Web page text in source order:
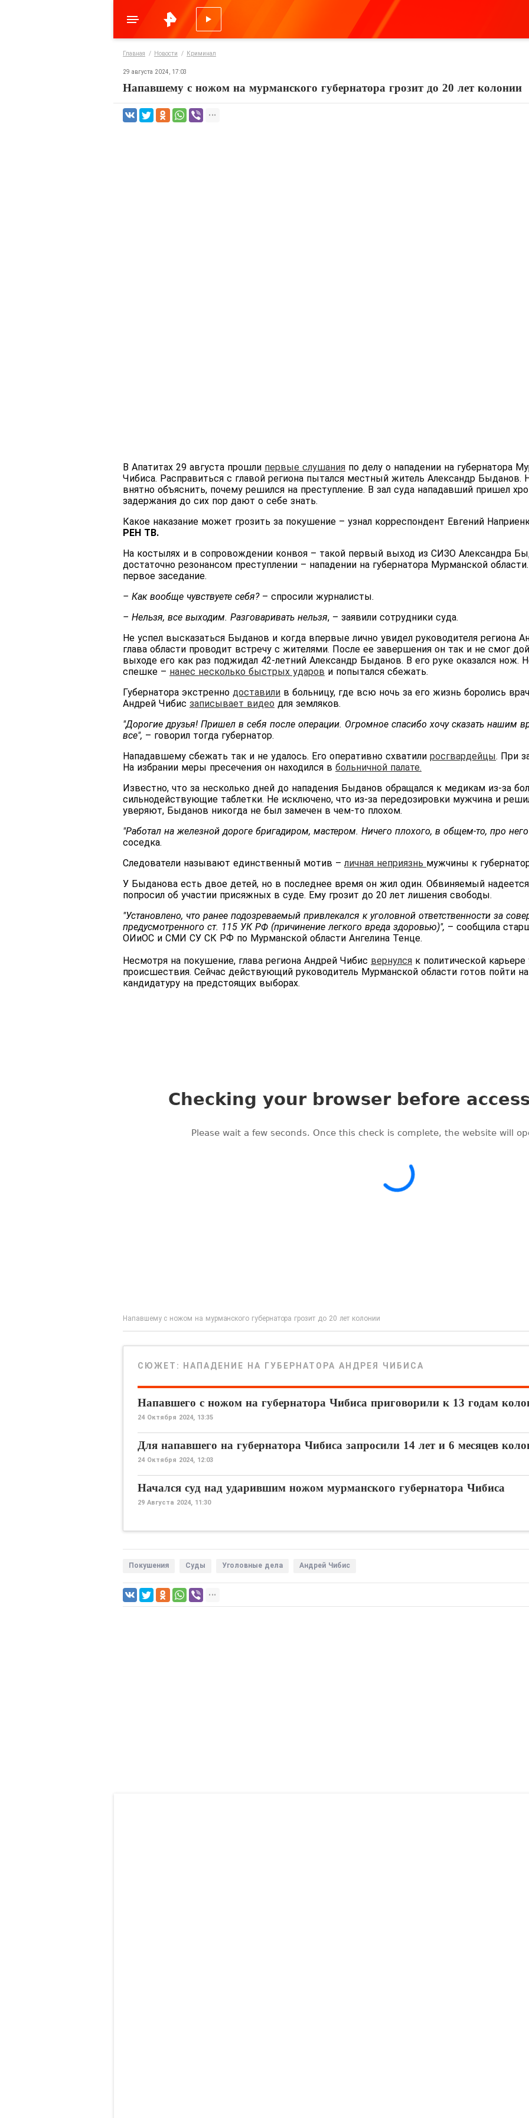
Главная Новости Криминал
29 августа 2024, 17:03
Напавшему с ножом на мурманского губернатора грозит до 20 лет колонии
В Апатитах 29 августа прошли первые слушания по делу о нападении на губернатора
Чибиса. Расправиться с главой региона пытался местный житель Александр Быданов.
внятно объяснить, почему решился на преступление. В зал суда нападавший пришел
задержания до сих пор дают о себе знать.
Какое наказание может грозить за покушение – узнал корреспондент Евгений
РЕН ТВ.
На костылях и в сопровождении конвоя – такой первый выход из СИЗО Александра
достаточно резонансом преступлении – нападении на губернатора Мурманской
первое заседание.
– Как вообще чувствуете себя? – спросили журналисты.
– Нельзя, все выходим. Разговаривать нельзя, – заявили сотрудники суда.
Не успел высказаться Быданов и когда впервые лично увидел руководителя региона
глава области проводит встречу с жителями. После ее завершения он так и не смог
выходе его как раз поджидал 42-летний Александр Быданов. В его руке оказался нож.
спешке – нанес несколько быстрых ударов и попытался сбежать.
Губернатора экстренно доставили в больницу, где всю ночь за его жизнь боролись
Андрей Чибис записывает видео для земляков.
"Дорогие друзья! Пришел в себя после операции. Огромное спасибо хочу сказать нашим
все", – говорил тогда губернатор.
Нападавшему сбежать так и не удалось. Его оперативно схватили росгвардейцы. При
На избрании меры пресечения он находился в больничной палате.
Известно, что за несколько дней до нападения Быданов обращался к медикам из-за
сильнодействующие таблетки. Не исключено, что из-за передозировки мужчина и
уверяют, Быданов никогда не был замечен в чем-то плохом.
"Работал на железной дороге бригадиром, мастером. Ничего плохого, в общем-то, про него
соседка.
Следователи называют единственный мотив –личная неприязнь мужчины к
У Быданова есть двое детей, но в последнее время он жил один. Обвиняемый
попросил об участии присяжных в суде. Ему грозит до 20 лет лишения свободы.
"Установлено, что ранее подозреваемый привлекался к уголовной ответственности за
предусмотренного ст. 115 УК РФ (причинение легкого вреда здоровью)", – сообщила
ОИиОС и СМИ СУ СК РФ по Мурманской области Ангелина Тенце.
Несмотря на покушение, глава региона Андрей Чибис вернулся к политической
происшествия. Сейчас действующий руководитель Мурманской области готов пойти
кандидатуру на предстоящих выборах.
Напавшему с ножом на мурманского губернатора грозит до 20 лет колонии
СЮЖЕТ: НАПАДЕНИЕ НА ГУБЕРНАТОРА АНДРЕЯ ЧИБИСА
Напавшего с ножом на губернатора Чибиса приговорили к 13 годам
24 Октября 2024, 13:35
Для напавшего на губернатора Чибиса запросили 14 лет и 6 месяцев
24 Октября 2024, 12:03
Начался суд над ударившим ножом мурманского губернатора Чибиса
29 Августа 2024, 11:30
Покушения Суды Уголовные дела Андрей Чибис